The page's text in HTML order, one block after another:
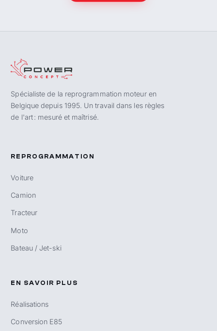
Spécialiste de la reprogrammation moteur en
Belgique depuis 1995. Un travail dans les règles
de l'art : mesuré et maîtrisé.
REPROGRAMMATION
Voiture
Camion
Tracteur
Moto
Bateau / Jet-ski
EN SAVOIR PLUS
Réalisations
Conversion E85